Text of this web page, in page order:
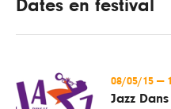
Dates en festival
08/05/15 —
Jazz